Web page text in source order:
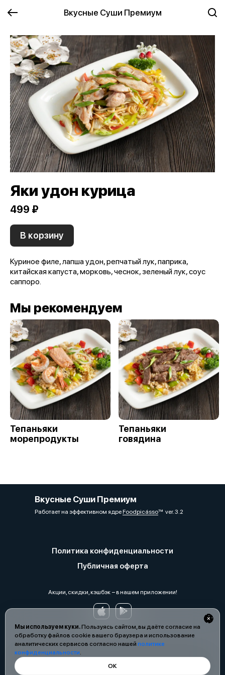
Вкусные Суши Премиум
Мы используем куки.Пользуясь сайтом, вы даёте согласие на
обработку файлов cookie вашего браузера и использование
аналитических сервисов согласно нашей политике
конфиденциальности.
ОК
Яки удон курица
499 ₽
В корзину
Куриное филе, лапша удон, репчатый лук, паприка,
китайская капуста, морковь, чеснок, зеленый лук, соус
саппоро.
Мы рекомендуем
Тепаньяки
морепродукты
Тепаньяки
говядина
Вкусные Суши Премиум
Работает на эффективном ядреFoodpicássover. 3.2
Политика конфиденциальности
Публичная оферта
Акции, скидки, кэшбэк − в нашем приложении!